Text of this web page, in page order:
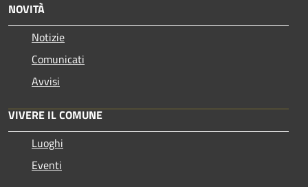
NOVITÀ
Notizie
Comunicati
Avvisi
VIVERE IL COMUNE
Luoghi
Eventi